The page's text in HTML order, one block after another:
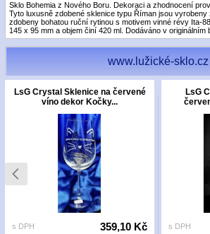
Sklo Bohemia z Nového Boru. Dekoraci a zhodnocení
Tyto luxusně zdobené sklenice typu Říman jsou
zdobeny bohatou ruční rytinou s motivem vinné révy Ita-
145 x 95 mm a objem činí 420 ml. Dodáváno v originálním
www.lužické-sklo.cz
LsG Crystal Sklenice na červené
víno dekor Kočky...
s DPH 359,10 Kč
LsG
s DPH